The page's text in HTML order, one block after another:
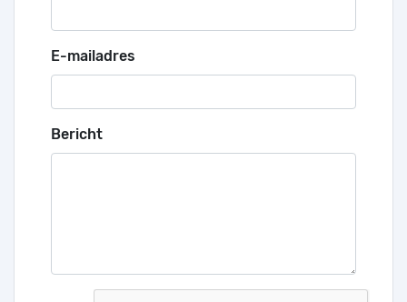
E-mailadres
Bericht